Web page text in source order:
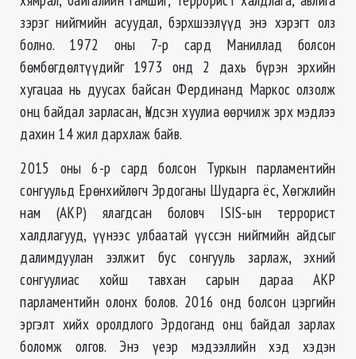
зэрэг нийгмийн асуудал, бэрхшээлүүд энэ хэрэгт олз
болно. 1972 оны 7-р сард Маниллад болсон
бөмбөгдөлтүүдийг 1973 онд 2 дахь бүрэн эрхийн
хугацаа нь дуусах байсан Фердинанд Маркос олзолж
онц байдал зарласан, Үндсэн хуулиа өөрчилж эрх мэдлээ
дахин 14 жил дархлаж байв.
2015 оны 6-р сард болсон Туркын парламентийн
сонгуульд Ерөнхийлөгч Эрдоганы Шударга ёс, Хөгжлийн
нам (AKP) ялагдсан боловч ISIS-ын террорист
халдлагууд, үүнээс улбаатай үүссэн нийгмийн айдсыг
далимдуулан ээлжит бус сонгууль зарлаж, эхний
сонгуулиас хойш тавхан сарын дараа AKP
парламентийн олонх болов. 2016 онд болсон цэргийн
эргэлт хийх оролдлого Эрдоганд онц байдал зарлах
боломж олгов. Энэ үеэр мэдээллийн хэд хэдэн